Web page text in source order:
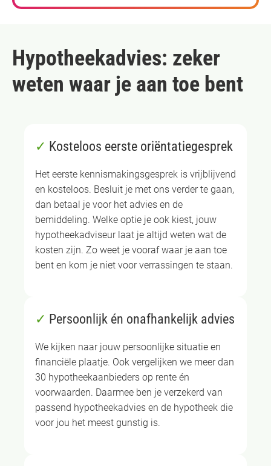
Hypotheekadvies: zeker
weten waar je aan toe bent
✓ Kosteloos eerste oriëntatiegesprek
Het eerste kennismakingsgesprek is vrijblijvend
en kosteloos. Besluit je met ons verder te gaan,
dan betaal je voor het advies en de
bemiddeling. Welke optie je ook kiest, jouw
hypotheekadviseur laat je altijd weten wat de
kosten zijn. Zo weet je vooraf waar je aan toe
bent en kom je niet voor verrassingen te staan.
✓ Persoonlijk én onafhankelijk advies
We kijken naar jouw persoonlijke situatie en
financiële plaatje. Ook vergelijken we meer dan
30 hypotheekaanbieders op rente én
voorwaarden. Daarmee ben je verzekerd van
passend hypotheekadvies en de hypotheek die
voor jou het meest gunstig is.